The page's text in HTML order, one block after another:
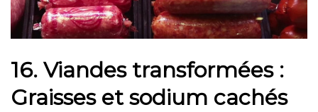
16. Viandes transformées :
Graisses et sodium cachés